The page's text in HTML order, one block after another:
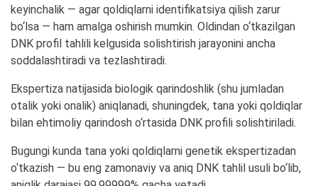
keyinchalik — agar qoldiqlarni identifikatsiya qilish zarur
bo‘lsa — ham amalga oshirish mumkin. Oldindan o‘tkazilgan
DNK profil tahlili kelgusida solishtirish jarayonini ancha
soddalashtiradi va tezlashtiradi.
Ekspertiza natijasida biologik qarindoshlik (shu jumladan
otalik yoki onalik) aniqlanadi, shuningdek, tana yoki qoldiqlar
bilan ehtimoliy qarindosh o‘rtasida DNK profili solishtiriladi.
Bugungi kunda tana yoki qoldiqlarni genetik ekspertizadan
o‘tkazish — bu eng zamonaviy va aniq DNK tahlil usuli bo‘lib,